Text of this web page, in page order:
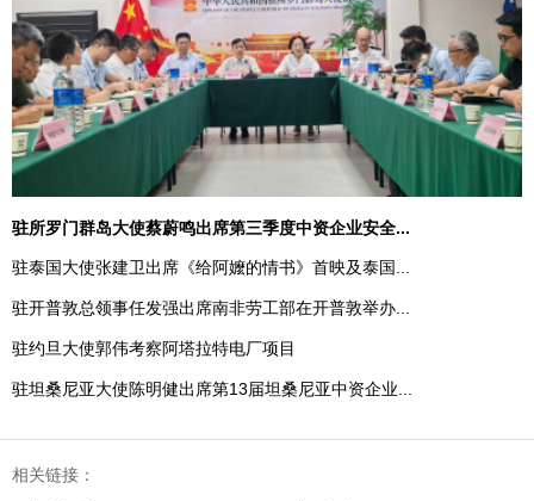
驻所罗门群岛大使蔡蔚鸣出席第三季度中资企业安全...
驻泰国大使张建卫出席《给阿嬤的情书》首映及泰国...
驻开普敦总领事任发强出席南非劳工部在开普敦举办...
驻约旦大使郭伟考察阿塔拉特电厂项目
驻坦桑尼亚大使陈明健出席第13届坦桑尼亚中资企业...
相关链接：